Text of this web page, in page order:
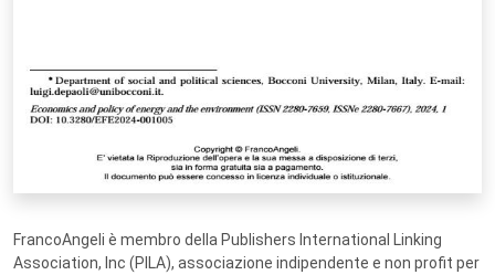
FrancoAngeli è membro della Publishers International Linking
Association, Inc (PILA), associazione indipendente e non profit per